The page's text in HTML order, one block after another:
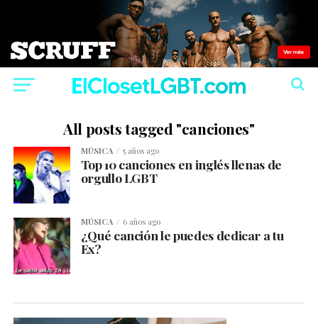
All posts tagged "canciones"
MÚSICA 5 años ago
Top 10 canciones en inglés llenas de
orgullo LGBT
MÚSICA 6 años ago
¿Qué canción le puedes dedicar a tu
Ex?